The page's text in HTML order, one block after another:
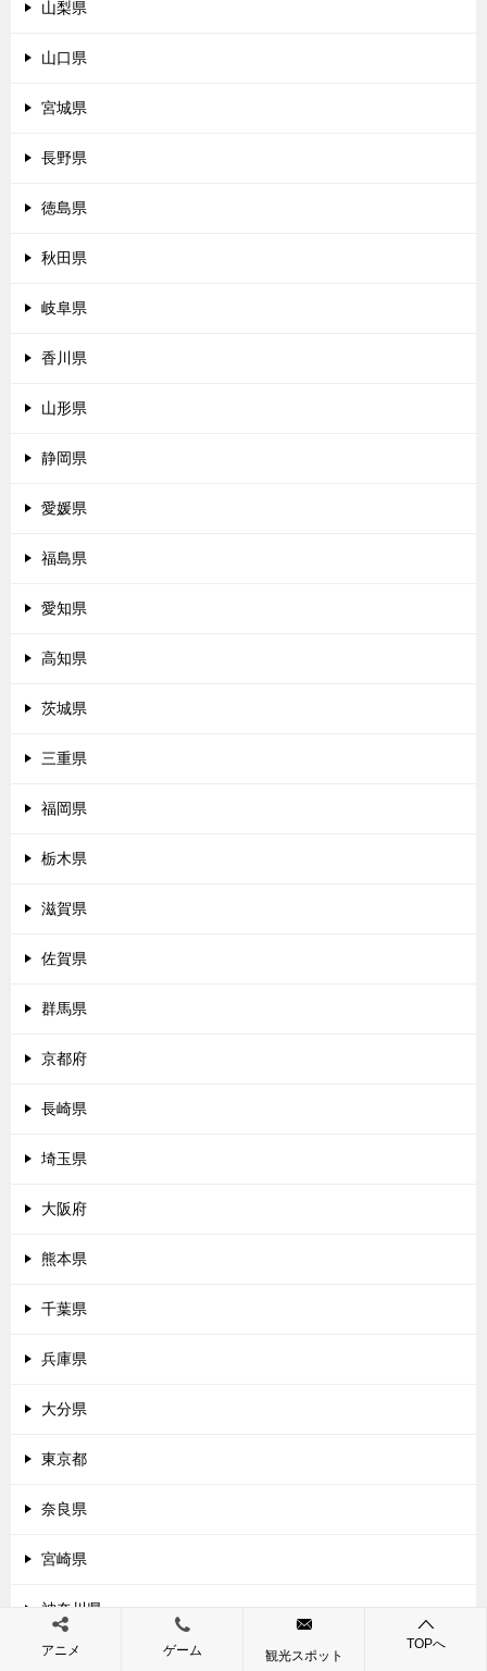
山梨県
山口県
宮城県
長野県
徳島県
秋田県
岐阜県
香川県
山形県
静岡県
愛媛県
福島県
愛知県
高知県
茨城県
三重県
福岡県
栃木県
滋賀県
佐賀県
群馬県
京都府
長崎県
埼玉県
大阪府
熊本県
千葉県
兵庫県
大分県
東京都
奈良県
宮崎県
神奈川県
和歌山県
アニメ ゲーム 観光スポット
TOPへ